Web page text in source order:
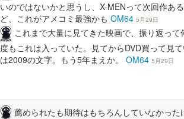
いのではないかと思うし、X-MENって次回作あ
ど、これがアメコミ最強かも OM64 5月29日
これまで大量に見てきた映画で、振り返っ
度もこれは入っていた。見てからDVD買って見
は2009の文字。もう5年まえか。 OM64 5月29日
薦められたも期待はもちろんしていなかっ